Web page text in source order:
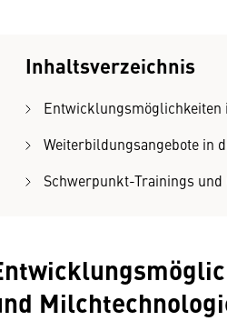
Inhaltsverzeichnis
Weiterbildungsangebote in
Schwerpunkt-Trainings und